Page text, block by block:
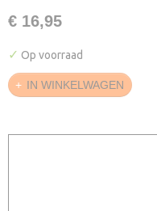
€ 16,95
✓ Op voorraad
IN WINKELWAGEN